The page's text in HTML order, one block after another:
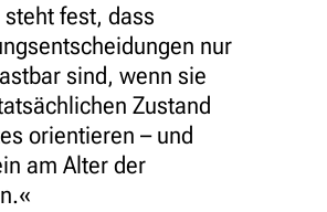
steht fest, dass
nur
sind, wenn sie
Zustand
orientieren – und
am Alter der